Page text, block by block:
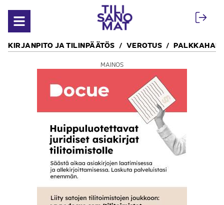
Avaa valikko
KIRJANPITO JA TILINPÄÄTÖS VEROTUS
MAINOS